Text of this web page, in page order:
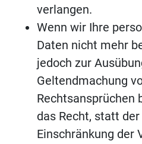
verlangen.
Wenn wir Ihre
Daten nicht mehr
jedoch zur
Geltendmachung
Rechtsansprüchen
das Recht, statt
Einschränkung der